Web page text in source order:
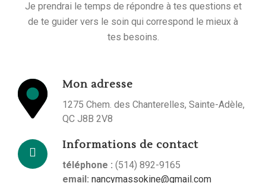
Je prendrai le temps de répondre à tes questions et
de te guider vers le soin qui correspond le mieux à
tes besoins.
Mon adresse
1275 Chem. des Chanterelles, Sainte-Adèle,
QC J8B 2V8
Informations de contact
téléphone : (514) 892-9165
email: nancymassokine@gmail.com